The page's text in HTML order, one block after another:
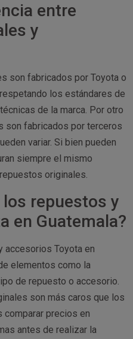
entre
y
son fabricados por Toyota o
los estándares de
de la marca. Por otro
son fabricados por terceros
variar. Si bien pueden
siempre el mismo
originales.
repuestos y
en Guatemala?
Toyota en
elementos como la
de repuesto o accesorio.
son más caros que los
comparar precios en
antes de realizar la